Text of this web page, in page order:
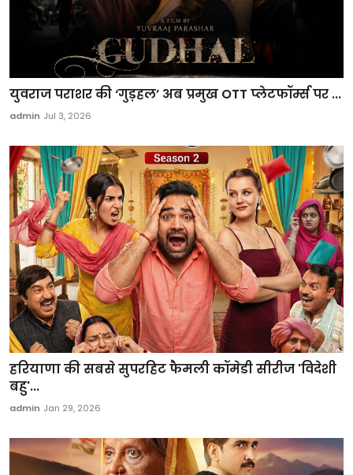
युवराज पराशर की ‘गुड़हल’ अब प्रमुख OTT प्लेटफॉर्म्स पर ...
admin Jul 3, 2026
हरियाणा की सबसे सुपरहिट फैमली कॉमेडी सीरीज 'विदेशी
बहु'...
admin Jan 29, 2026